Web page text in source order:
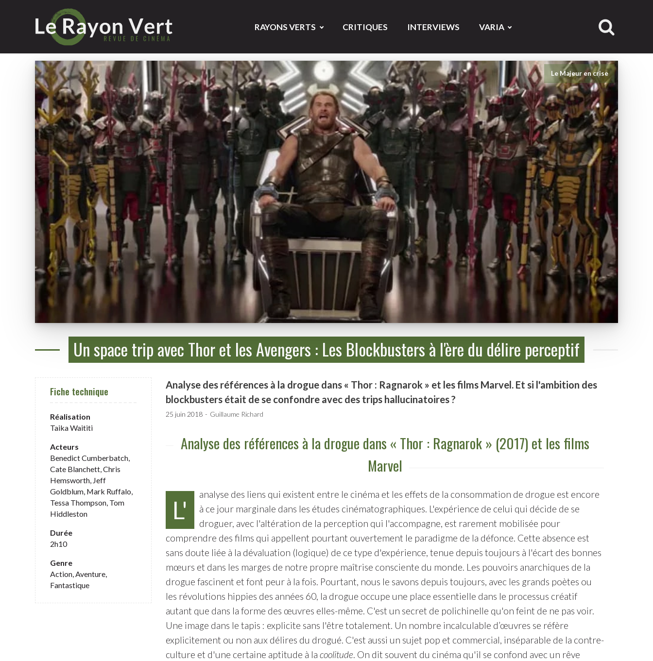
RAYONS VERTS CRITIQUES INTERVIEWS VARIA
Le Majeur en crise
Un space trip avec Thor et les Avengers : Les Blockbusters à l'ère du délire perceptif
Fiche technique
Réalisation
Taika Waititi
Acteurs
Benedict Cumberbatch,
Cate Blanchett, Chris
Hemsworth, Jeff
Goldblum, Mark Ruffalo,
Tessa Thompson, Tom
Hiddleston
Durée
2h10
Genre
Action, Aventure,
Fantastique
Analyse des références à la drogue dans « Thor : Ragnarok » et les films Marvel. Et si l'ambition des
blockbusters était de se confondre avec des trips hallucinatoires ?
25 juin 2018 Guillaume Richard
Analyse des références à la drogue dans « Thor : Ragnarok » (2017) et les films
Marvel
L'
analyse des liens qui existent entre le cinéma et les effets de la consommation de drogue est encore
à ce jour marginale dans les études cinématographiques. L'expérience de celui qui décide de se
droguer, avec l'altération de la perception qui l'accompagne, est rarement mobilisée pour
comprendre des films qui appellent pourtant ouvertement le paradigme de la défonce. Cette absence est
sans doute liée à la dévaluation (logique) de ce type d'expérience, tenue depuis toujours à l'écart des bonnes
mœurs et dans les marges de notre propre maîtrise consciente du monde. Les pouvoirs anarchiques de la
drogue fascinent et font peur à la fois. Pourtant, nous le savons depuis toujours, avec les grands poètes ou
les révolutions hippies des années 60, la drogue occupe une place essentielle dans le processus créatif
autant que dans la forme des œuvres elles-même. C'est un secret de polichinelle qu'on feint de ne pas voir.
Une image dans le tapis : explicite sans l'être totalement. Un nombre incalculable d’œuvres se réfère
explicitement ou non aux délires du drogué. C'est aussi un sujet pop et commercial, inséparable de la contre-
culture et d'une certaine aptitude à la coolitude. On dit souvent du cinéma qu'il se confond avec un rêve